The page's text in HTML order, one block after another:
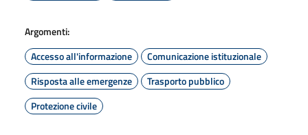
Argomenti:
Accesso all'informazione
Comunicazione istituzionale
Risposta alle emergenze
Trasporto pubblico
Protezione civile